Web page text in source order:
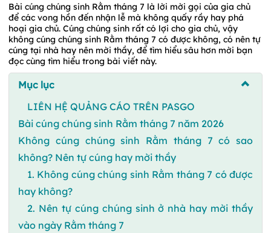
Bài cúng chúng sinh Rằm tháng 7 là lời mời gọi của gia chủ
để các vong hồn đến nhận lễ mà không quấy rầy hay phá
hoại gia chủ. Cúng chúng sinh rất có lợi cho gia chủ, vậy
không cúng chúng sinh Rằm tháng 7 có được không, có nên tự
cúng tại nhà hay nên mời thầy, để tìm hiểu sâu hơn mời bạn
đọc cùng tìm hiểu trong bài viết này.
Mục lục
LIÊN HỆ QUẢNG CÁO TRÊN PASGO
Bài cúng chúng sinh Rằm tháng 7 năm 2026
Không cúng chúng sinh Rằm tháng 7 có sao
không? Nên tự cúng hay mời thầy
1. Không cúng chúng sinh Rằm tháng 7 có được
hay không?
2. Nên tự cúng chúng sinh ở nhà hay mời thầy
vào ngày Rằm tháng 7